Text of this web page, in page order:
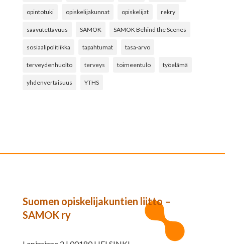
opintotuki opiskelijakunnat opiskelijat rekry
saavutettavuus SAMOK SAMOK Behind the Scenes
sosiaalipolitiikka tapahtumat tasa-arvo
terveydenhuolto terveys toimeentulo työelämä
yhdenvertaisuus YTHS
Suomen opiskelijakuntien liitto –
SAMOK ry